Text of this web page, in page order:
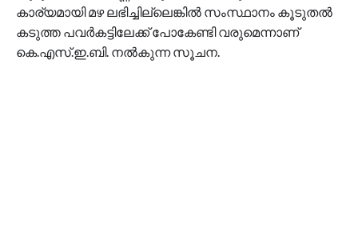
കാര്യമായി മഴ ലഭിച്ചില്ലെങ്കില്‍ സംസ്ഥാനം കൂടുതല്‍
കടുത്ത പവര്‍കട്ടിലേക്ക് പോകേണ്ടി വരുമെന്നാണ്
കെ.എസ്.ഇ.ബി. നല്‍കുന്ന സൂചന.